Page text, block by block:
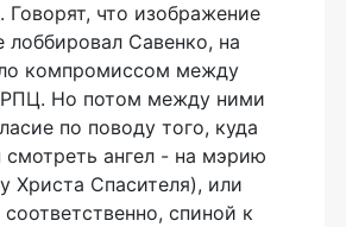
Говорят, что изображение
лоббировал Савенко, на
компромиссом между
РПЦ. Но потом между ними
по поводу того, куда
ангел - на мэрию
Христа Спасителя), или
спиной к